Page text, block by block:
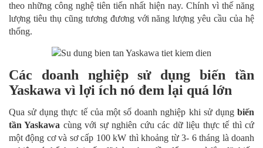
theo những công nghệ tiên tiến nhất hiện nay. Chính vì thế năng
lượng tiêu thụ cũng tương đương với năng lượng yêu cầu của hệ
thống.
Các doanh nghiệp sử dụng biến tần
Yaskawa vì lợi ích nó đem lại quá lớn
Qua sử dụng thực tế của một số doanh nghiệp khi sử dụng biến
tần Yaskawa cùng với sự nghiên cứu các dữ liệu thực tế thì cứ
một động cơ và sơ cấp 100 kW thì khoảng từ 3- 6 tháng là doanh